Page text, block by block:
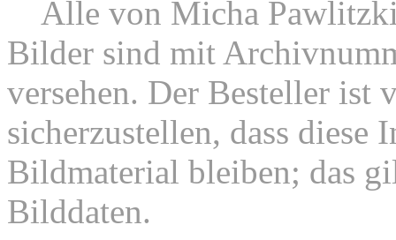
Alle von Micha
Bilder sind mit
versehen. Der Besteller ist
sicherzustellen, dass diese
Bildmaterial bleiben; das
Bilddaten.